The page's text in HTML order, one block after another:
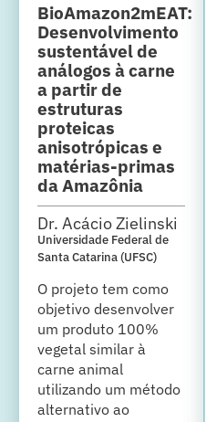
BioAmazon2mEAT:
Desenvolvimento
sustentável de
análogos à carne
a partir de
estruturas
proteicas
anisotrópicas e
matérias-primas
da Amazônia
Dr. Acácio Zielinski
Universidade Federal de
Santa Catarina (UFSC)
O projeto tem como
objetivo desenvolver
um produto 100%
vegetal similar à
carne animal
utilizando um método
alternativo ao